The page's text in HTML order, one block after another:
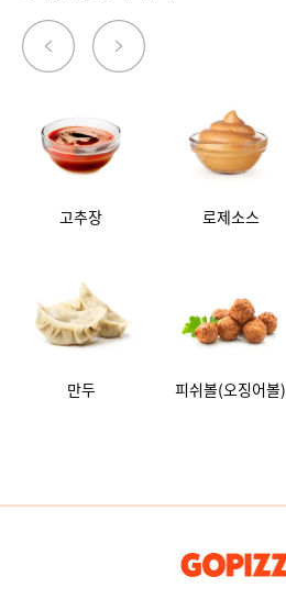
이
전
다
음
고추장 로제소스
만두 피쉬볼(오징어볼)
GOPIZZA